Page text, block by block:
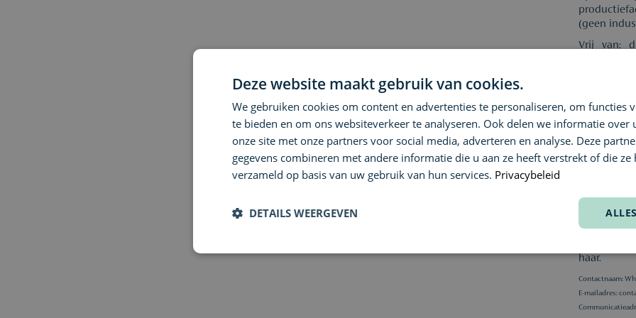
(geen
Vrij van:
minerale
paraffine,
Gebruik:
Rijkelijk op
diffuser.
- Gebruik
curl
-
curl
haar.
Contactnaam:
E-mailadres:
Deze website maakt gebruik van cookies.
We gebruiken cookies om content en advertenties te personaliseren, om functies
te bieden en om ons websiteverkeer te analyseren. Ook delen we informatie over
onze site met onze partners voor social media, adverteren en analyse. Deze
gegevens combineren met andere informatie die u aan ze heeft verstrekt of die ze
verzameld op basis van uw gebruik van hun services. Privacybeleid
DETAILS WEERGEVEN